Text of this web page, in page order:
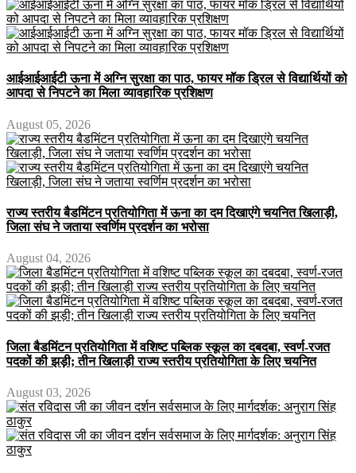
आईआईआईटी ऊना में अग्नि सुरक्षा का पाठ, फायर मॉक ड्रिल से विद्यार्थियों को
आपदा से निपटने का मिला व्यावहारिक प्रशिक्षण
August 05, 2026
राज्य स्तरीय बैडमिंटन प्रतियोगिता में ऊना का दम दिखाएंगे चयनित खिलाड़ी,
जिला संघ ने जताया स्वर्णिम प्रदर्शन का भरोसा
August 04, 2026
जिला बैडमिंटन प्रतियोगिता में वशिष्ट पब्लिक स्कूल का दबदबा, स्वर्ण-रजत
पदकों की झड़ी; तीन खिलाड़ी राज्य स्तरीय प्रतियोगिता के लिए चयनित
August 03, 2026